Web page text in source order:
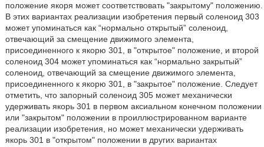
положение якоря может соответствовать "закрытому" положению.
В этих вариантах реализации изобретения первый соленоид 303
может упоминаться как “нормально открытый” соленоид,
отвечающий за смещение движимого элемента,
присоединенного к якорю 301, в "открытое" положение, и второй
соленоид 304 может упоминаться как “нормально закрытый”
соленоид, отвечающий за смещение движимого элемента,
присоединенного к якорю 301, в "закрытое" положение. Следует
отметить, что запорный соленоид 305 может механически
удерживать якорь 301 в первом аксиальном конечном положении
или "закрытом" положении в проиллюстрированном варианте
реализации изобретения, но может механически удерживать
якорь 301 в "открытом" положении в других вариантах